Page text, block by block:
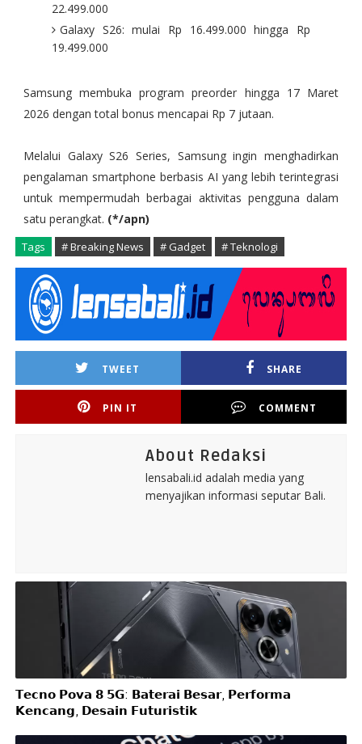
22.499.000
Galaxy S26: mulai Rp 16.499.000 hingga Rp
19.499.000
Samsung membuka program preorder hingga 17 Maret
2026 dengan total bonus mencapai Rp 7 jutaan.
Melalui Galaxy S26 Series, Samsung ingin menghadirkan
pengalaman smartphone berbasis AI yang lebih terintegrasi
untuk mempermudah berbagai aktivitas pengguna dalam
satu perangkat. (*/apn)
Tags # Breaking News # Gadget # Teknologi
TWEET SHARE
PIN IT COMMENT
About Redaksi
lensabali.id adalah media yang
menyajikan informasi seputar Bali.
𝗧𝗲𝗰𝗻𝗼 𝗣𝗼𝘃𝗮 𝟴 𝟱𝗚: 𝗕𝗮𝘁𝗲𝗿𝗮𝗶 𝗕𝗲𝘀𝗮𝗿, 𝗣𝗲𝗿𝗳𝗼𝗿𝗺𝗮
𝗞𝗲𝗻𝗰𝗮𝗻𝗴, 𝗗𝗲𝘀𝗮𝗶𝗻 𝗙𝘂𝘁𝘂𝗿𝗶𝘀𝘁𝗶𝗸